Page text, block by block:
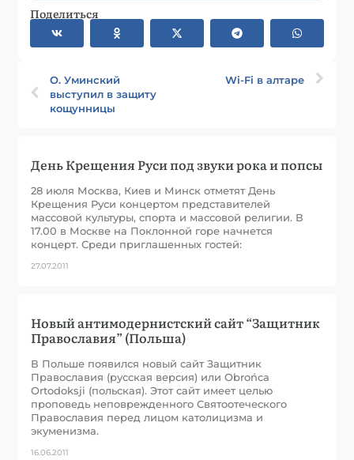
Поделиться
О. Уминский
выступил в защиту
кощунницы
Wi-Fi в алтаре
День Крещения Руси под звуки рока и попсы
28 июля Москва, Киев и Минск отметят День
Крещения Руси концертом представителей
массовой культуры, спорта и массовой религии. В
17.00 в Москве на Поклонной горе начнется
концерт. Среди приглашенных гостей:
27.07.2011
Новый антимодернистский сайт “Защитник
Православия” (Польша)
В Польше появился новый сайт Защитник
Православия (русская версия) или Obrońca
Ortodoksji (польская). Этот сайт имеет целью
проповедь неповрежденного Святоотеческого
Православия перед лицом католицизма и
экуменизма.
16.06.2011